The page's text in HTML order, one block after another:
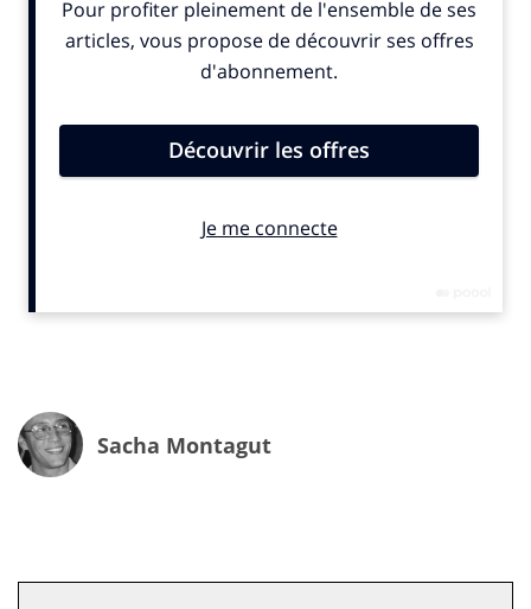
partir des usages réels de plus de cinq millions
d’utilisateurs des applications Fidme et Fidme Courses,
cette étude offre un aperçu fidèle et actualisé des
promo 2.0.
programmes de fidélité, dont quatre uniquement pour
Sacha Montagut